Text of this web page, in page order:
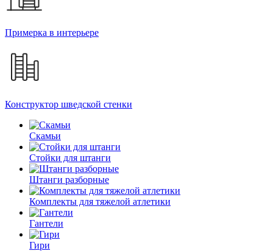
Примерка в интерьере
Конструктор шведской стенки
Скамьи
Стойки для штанги
Штанги разборные
Комплекты для тяжелой атлетики
Гантели
Гири